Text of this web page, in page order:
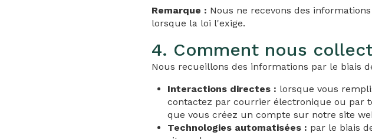
Remarque : Nous ne recevons des
lorsque la loi l'exige.
4. Comment nous
Nous recueillons des informations par le biais
Interactions directes : lorsque vous
contactez par courrier électronique ou par
que vous créez un compte sur notre site
Technologies automatisées : par le biais